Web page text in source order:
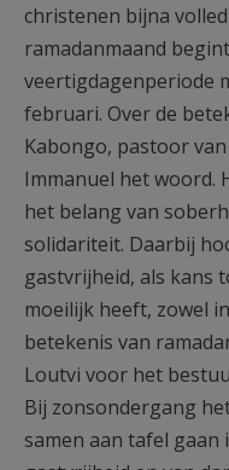
christenen bijna
ramadanmaand
veertigdagenperiode
februari. Over de
Kabongo, pastoor
Immanuel het woord.
het belang van
solidariteit. Daarbij
gastvrijheid, als kans
moeilijk heeft, zowel
betekenis van
Loutvi voor het
Bij zonsondergang
samen aan tafel gaan